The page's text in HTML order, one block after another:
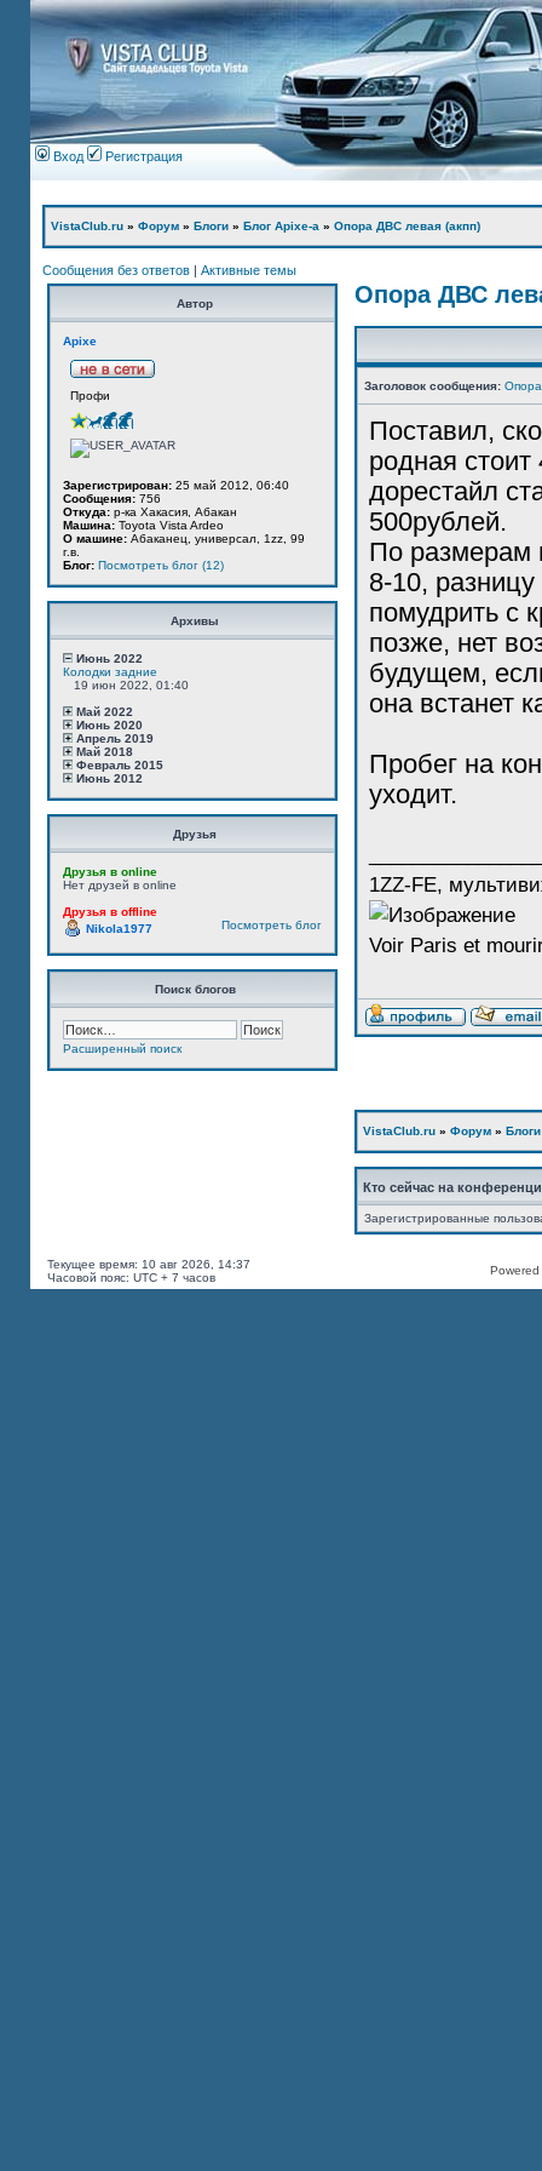
Вход Регистрация
VistaClub.ru » Форум » Блоги » Блог Apixe-а » Опора ДВС левая (акпп)
Сообщения без ответов | Активные темы
Автор
Apixe
Профи
Зарегистрирован: 25 май 2012, 06:40
Сообщения: 756
Откуда: р-ка Хакасия, Абакан
Машина: Toyota Vista Ardeo
О машине: Абаканец, универсал, 1zz, 99
г.в.
Блог: Посмотреть блог (12)
Архивы
Июнь 2022
Колодки задние
19 июн 2022, 01:40
Май 2022
Июнь 2020
Апрель 2019
Май 2018
Февраль 2015
Июнь 2012
Друзья
Друзья в online
Нет друзей в online
Друзья в offline
Посмотреть блог
Nikola1977
Поиск блогов
Расширенный поиск
Опора ДВС
Заголовок сообщения:
Поставил,
родная
дорестайл
500рублей.
По размерам
8-10,
помудрить с
позже, нет
будущем,
она встанет
Пробег на
уходит.
1ZZ-FE,
Voir Paris et
VistaClub.ru » Форум » Блоги
Кто сейчас на
Зарегистрированные
Текущее время: 10 авг 2026, 14:37
Часовой пояс: UTC + 7 часов